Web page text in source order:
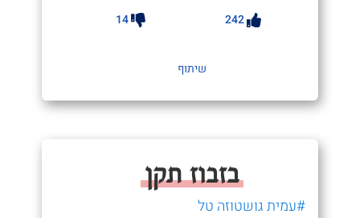
242
14
שיתוף
בזבוז תקן
#עמית גושטוזה טל